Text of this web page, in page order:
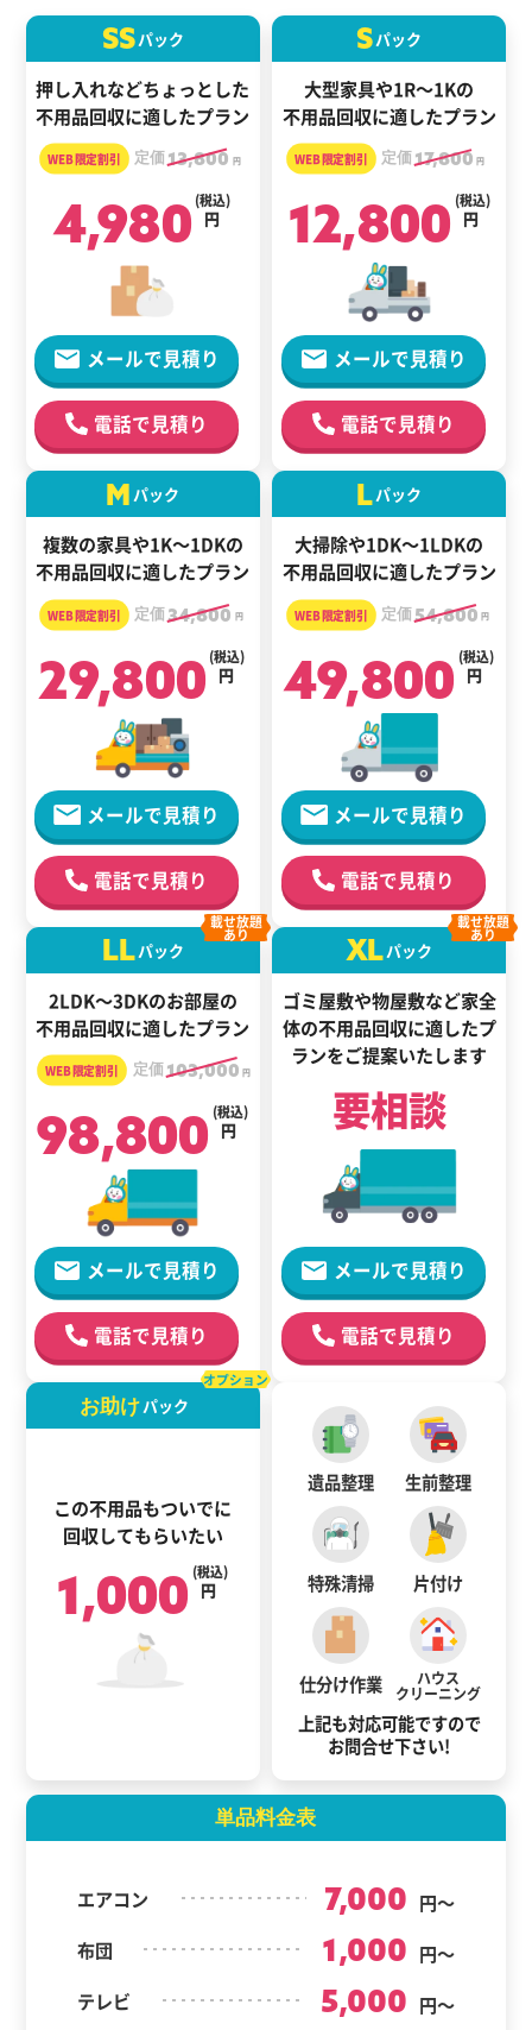
SSパック
押し入れなどちょっとした
不用品回収に適したプラン
定価13,800 円
4,980 円
(税込)
メールで見積り
電話で見積り
Sパック
大型家具や1R～1Kの
不用品回収に適したプラン
定価17,800 円
12,800 円
(税込)
メールで見積り
電話で見積り
M パック
複数の家具や1K～1DKの
不用品回収に適したプラン
定価34,800 円
29,800 円
(税込)
メールで見積り
電話で見積り
Lパック
大掃除や1DK～1LDKの
不用品回収に適したプラン
定価54,800 円
49,800 円
(税込)
メールで見積り
電話で見積り
LLパック
2LDK～3DKのお部屋の
不用品回収に適したプラン
載せ放題
あり
定価103,000 円
98,800 円
(税込)
メールで見積り
電話で見積り
XLパック
ゴミ屋敷や物屋敷など家全
体の不用品回収に適したプ
ランをご提案いたします
載せ放題
あり
要相談
メールで見積り
電話で見積り
お助けパック
この不用品もついでに
回収してもらいたい
オプション
1,000 円
(税込)
遺品整理 生前整理
特殊清掃 片付け
仕分け作業 ハウス
クリーニング
上記も対応可能ですので
お問合せ下さい!
単品料金表
エアコン 7,000 円～
布団
1,000 円～
テレビ
5,000 円～